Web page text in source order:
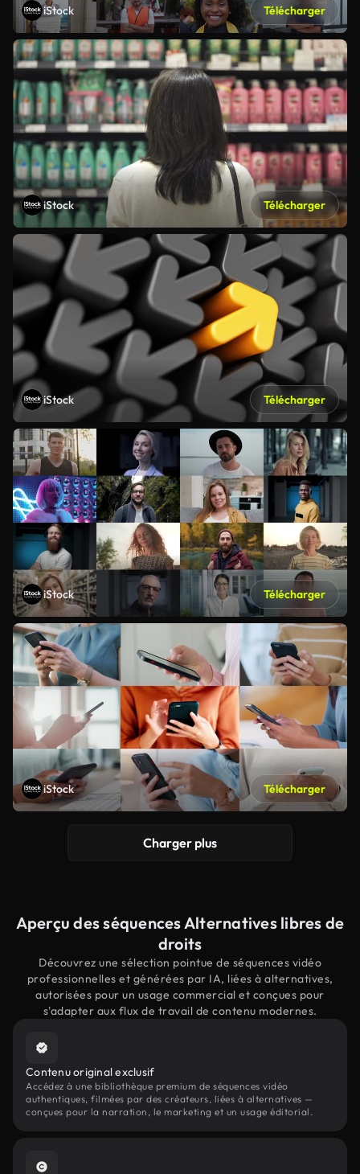
iStock Télécharger
iStock Télécharger
iStock Télécharger
iStock Télécharger
iStock Télécharger
Charger plus
Aperçu des séquences Alternatives libres de
droits
Découvrez une sélection pointue de séquences vidéo
professionnelles et générées par IA, liées à alternatives,
autorisées pour un usage commercial et conçues pour
s'adapter aux flux de travail de contenu modernes.
Contenu original exclusif
Accédez à une bibliothèque premium de séquences vidéo
authentiques, filmées par des créateurs, liées à alternatives —
conçues pour la narration, le marketing et un usage éditorial.